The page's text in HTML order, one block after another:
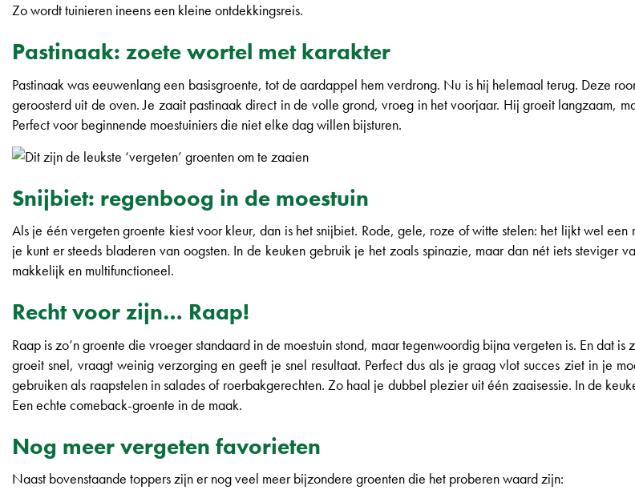
Zo wordt tuinieren ineens een kleine ontdekkingsreis.
Pastinaak: zoete wortel met karakter
Pastinaak was eeuwenlang een basisgroente, tot de aardappel hem verdrong. Nu is hij helemaal terug. Deze
geroosterd uit de oven. Je zaait pastinaak direct in de volle grond, vroeg in het voorjaar. Hij groeit langzaam,
Perfect voor beginnende moestuiniers die niet elke dag willen bijsturen.
Snijbiet: regenboog in de moestuin
Als je één vergeten groente kiest voor kleur, dan is het snijbiet. Rode, gele, roze of witte stelen: het lijkt wel
je kunt er steeds bladeren van oogsten. In de keuken gebruik je het zoals spinazie, maar dan nét iets steviger
makkelijk en multifunctioneel.
Recht voor zijn… Raap!
Raap is zo’n groente die vroeger standaard in de moestuin stond, maar tegenwoordig bijna vergeten is. En dat
groeit snel, vraagt weinig verzorging en geeft je snel resultaat. Perfect dus als je graag vlot succes ziet in je
gebruiken als raapstelen in salades of roerbakgerechten. Zo haal je dubbel plezier uit één zaaisessie. In de
Een echte comeback-groente in de maak.
Nog meer vergeten favorieten
Naast bovenstaande toppers zijn er nog veel meer bijzondere groenten die het proberen waard zijn: